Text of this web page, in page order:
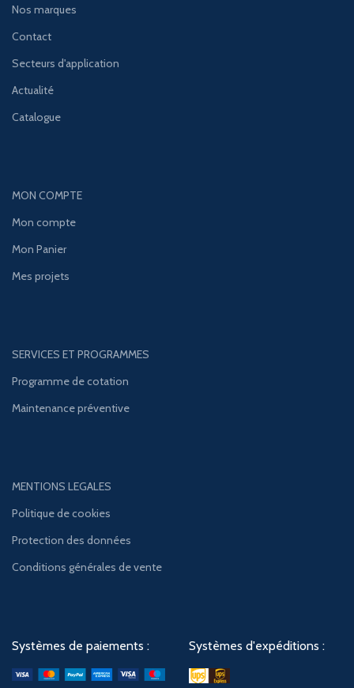
Nos marques
Contact
Secteurs d'application
Actualité
Catalogue
MON COMPTE
Mon compte
Mon Panier
Mes projets
SERVICES ET PROGRAMMES
Programme de cotation
Maintenance préventive
MENTIONS LEGALES
Politique de cookies
Protection des données
Conditions générales de vente
Systèmes de paiements : Systèmes d'expéditions :